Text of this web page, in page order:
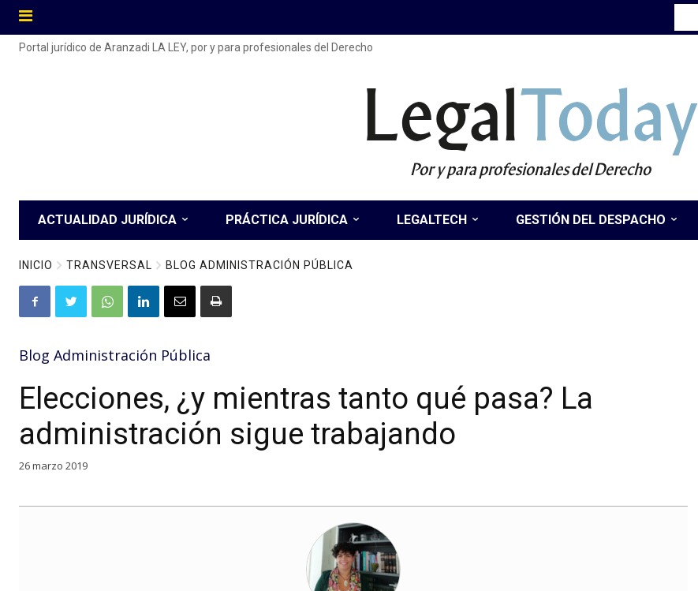
Portal jurídico de Aranzadi LA LEY, por y para profesionales del Derecho
LegalToday
Por y para profesionales del Derecho
ACTUALIDAD JURÍDICA PRÁCTICA JURÍDICA LEGALTECH GESTIÓN DEL DESPACHO
INICIO TRANSVERSAL BLOG ADMINISTRACIÓN PÚBLICA
Blog Administración Pública
Elecciones, ¿y mientras tanto qué pasa? La
administración sigue trabajando
26 marzo 2019